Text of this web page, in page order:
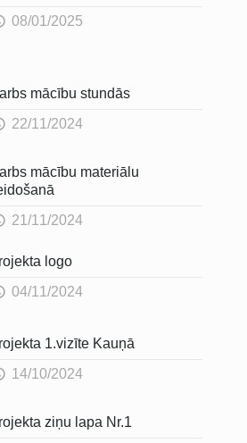
08/01/2025
mācību stundās
22/11/2024
mācību materiālu
21/11/2024
logo
04/11/2024
1.vizīte Kauņā
14/10/2024
ziņu lapa Nr.1